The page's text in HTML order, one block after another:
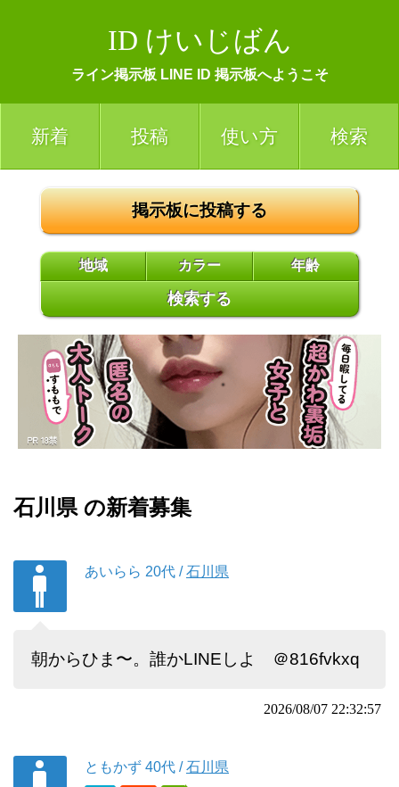
ID けいじばん
ライン掲示板 LINE ID 掲示板へようこそ
新着 投稿 使い方 検索
掲示板に投稿する
地域 カラー 年齢
検索する
石川県 の新着募集
あいらら 20代 /石川県
朝からひま〜。誰かLINEしよ ＠816fvkxq
2026/08/07 22:32:57
ともかず 40代 /石川県